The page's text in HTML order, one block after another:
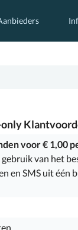
voor € 1,00
van het
en SMS uit één